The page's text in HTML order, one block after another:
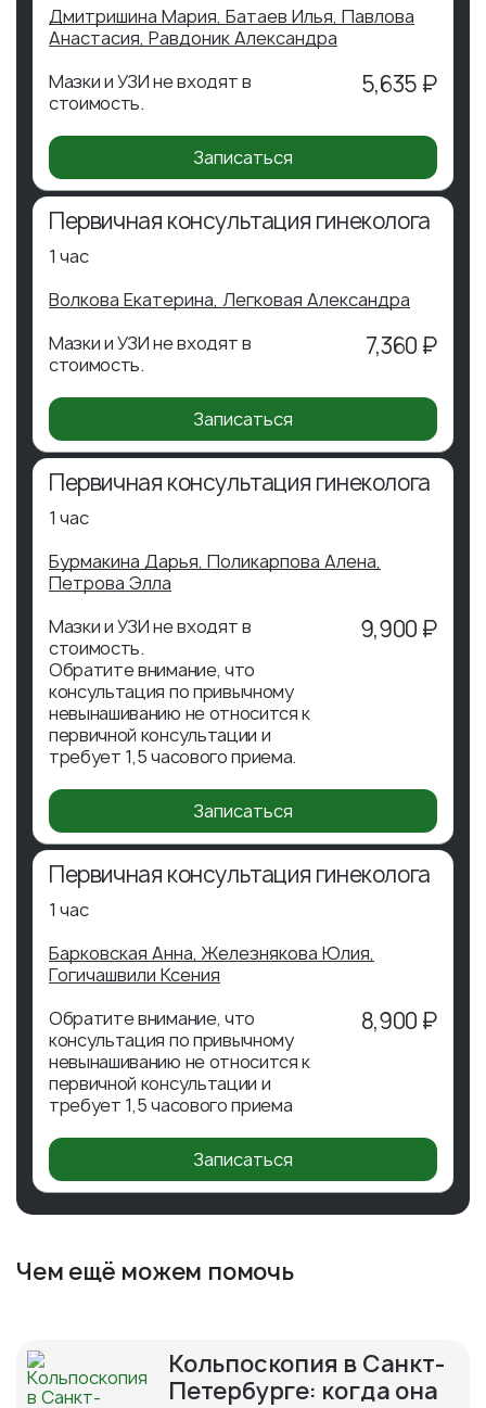
5,635 ₽
Дмитришина Мария, Батаев Илья, Павлова
Анастасия, Равдоник Александра
Мазки и УЗИ не входят в
стоимость.
Записаться
Первичная консультация гинеколога
1 час
7,360 ₽
Волкова Екатерина, Легковая Александра
Мазки и УЗИ не входят в
стоимость.
Записаться
Первичная консультация гинеколога
1 час
9,900 ₽
Бурмакина Дарья, Поликарпова Алена,
Петрова Элла
Мазки и УЗИ не входят в
стоимость.
Обратите внимание, что
консультация по привычному
невынашиванию не относится к
первичной консультации и
требует 1,5 часового приема.
Записаться
Первичная консультация гинеколога
1 час
8,900 ₽
Барковская Анна, Железнякова Юлия,
Гогичашвили Ксения
Обратите внимание, что
консультация по привычному
невынашиванию не относится к
первичной консультации и
требует 1,5 часового приема
Записаться
Чем ещё можем помочь
Кольпоскопия в Санкт-
Петербурге: когда она